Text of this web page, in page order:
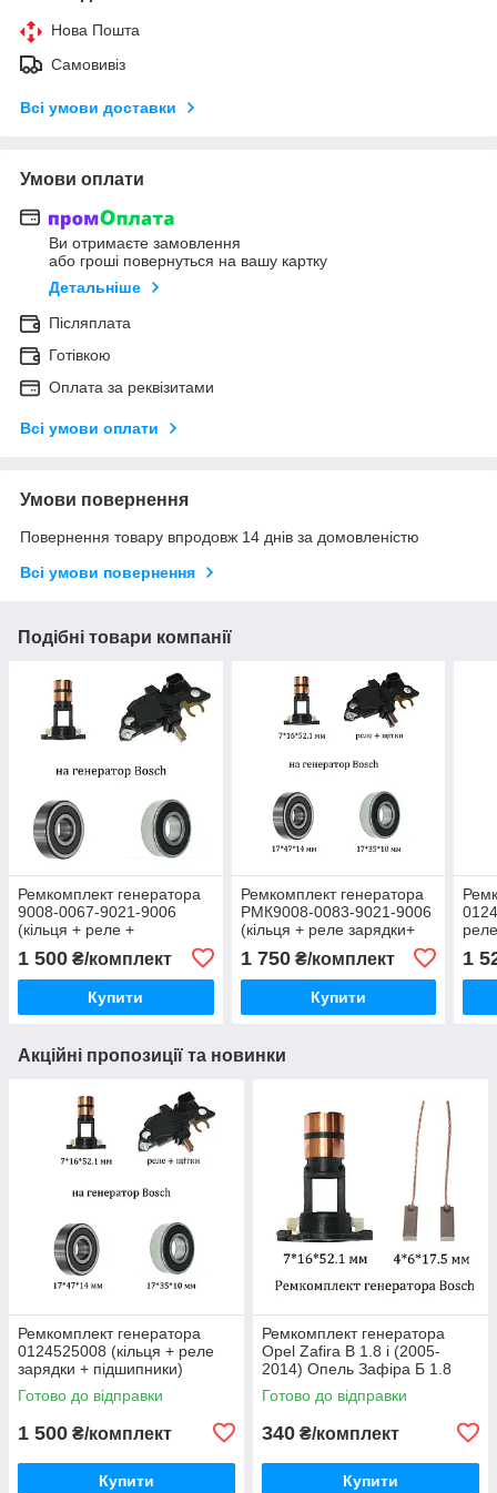
Нова Пошта
Самовивіз
Всі умови доставки
Умови оплати
Ви отримаєте замовлення
або гроші повернуться на вашу картку
Детальніше
Післяплата
Готівкою
Оплата за реквізитами
Всі умови оплати
Умови повернення
Повернення товару впродовж 14 днів за домовленістю
Всі умови повернення
Подібні товари компанії
Ремкомплект генератора
9008-0067-9021-9006
(кільця + реле +
1 500 ₴/комплект
Купити
Ремкомплект генератора
РМК9008-0083-9021-9006
(кільця + реле зарядки+
1 750₴/комплект
Купити
1
Акційні пропозиції та новинки
Ремкомплект генератора
0124525008 (кільця + реле
зарядки + підшипники)
KRP8816
Готово до відправки
1 500 ₴/комплект
Купити
Ремкомплект генератора
Opel Zafira B 1.8 i (2005-
2014) Опель Зафіра Б 1.8
бензин (інжектор) RMK9008-
02
Готово до відправки
340 ₴/комплект
Купити